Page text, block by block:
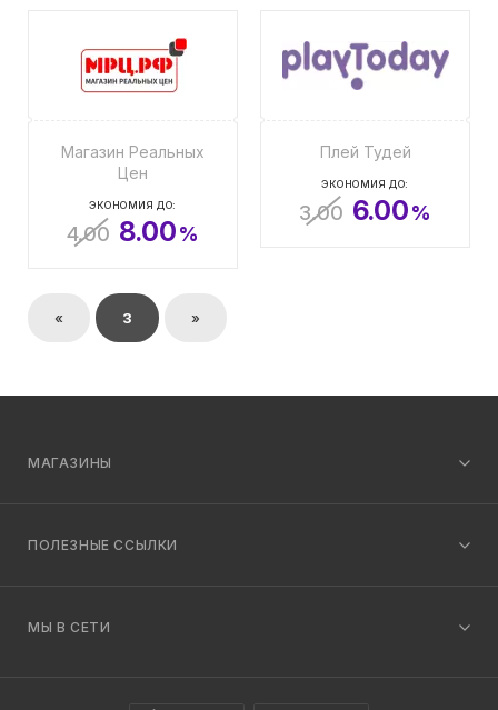
Магазин Реальных
Цен
ЭКОНОМИЯ ДО:
4.00 8.00%
Плей Тудей
ЭКОНОМИЯ ДО:
3.00 6.00%
« 3 »
МАГАЗИНЫ
ПОЛЕЗНЫЕ ССЫЛКИ
МЫ В СЕТИ